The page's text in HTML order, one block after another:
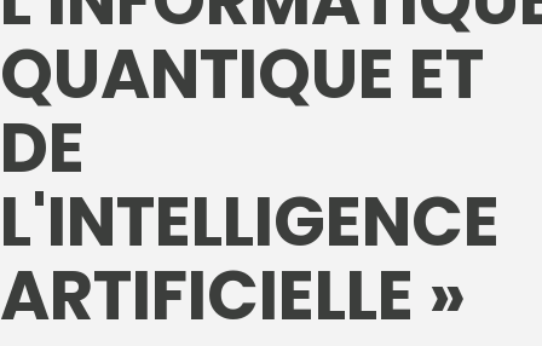
QUANTIQUE ET
DE
L'INTELLIGENCE
ARTIFICIELLE »